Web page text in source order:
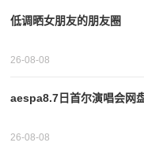
低调晒女朋友的朋友圈
26-08-08
aespa8.7日首尔演唱会网
26-08-08